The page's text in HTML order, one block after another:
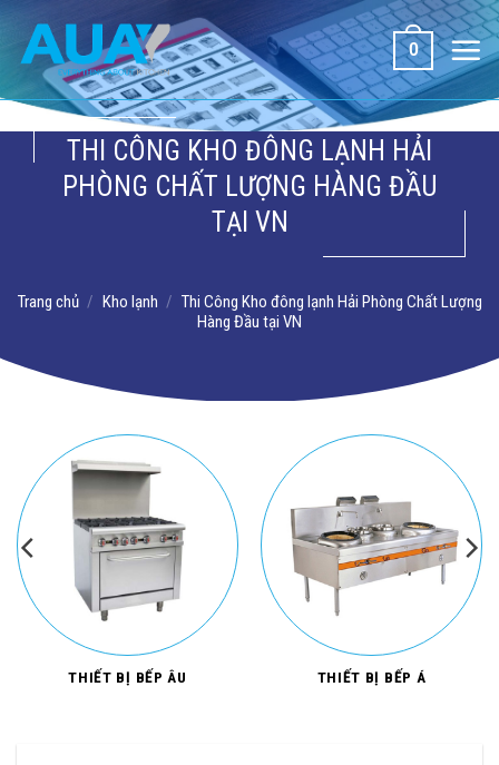
dung
0
THI CÔNG KHO ĐÔNG LẠNH HẢI
PHÒNG CHẤT LƯỢNG HÀNG ĐẦU
TẠI VN
Trang chủ / Kho lạnh / Thi Công Kho đông lạnh Hải Phòng Chất Lượng
Hàng Đầu tại VN
THIẾT BỊ BẾP ÂU THIẾT BỊ BẾP Á